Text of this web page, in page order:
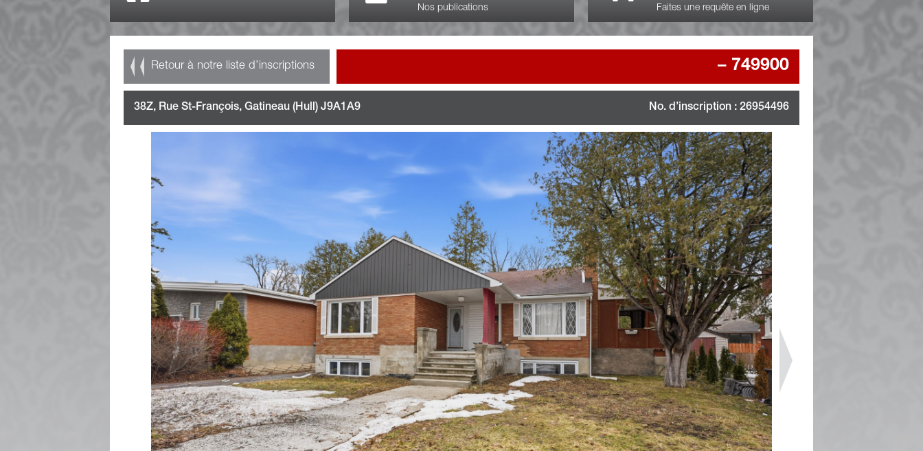
Nos publications Faites une requête en ligne
Retour à notre liste d’inscriptions – 749900
38Z, Rue St-François, Gatineau (Hull) J9A1A9 No. d’inscription : 26954496